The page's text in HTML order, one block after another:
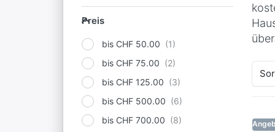
Preis
Preis
bis CHF 50.00
bis CHF 75.00
bis CHF 125.00
bis CHF 500.00
bis CHF 700.00